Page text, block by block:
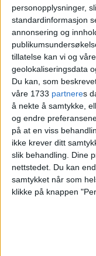
personopplysninger,
standardinformasjon
annonsering og
tillatelse kan vi og våre
geolokaliseringsdata
Du kan, som
våre 1733 partneres
å nekte å samtykke,
og endre
på at en viss
ikke krever ditt
slik behandling. Dine
nettstedet. Du kan
samtykket når som
klikke på knappen
— Og gir en
ikke tar mer
ikke forundre
møkk på
— Og greit å
der også.
Mattilsynet